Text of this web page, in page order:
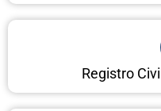
Registro